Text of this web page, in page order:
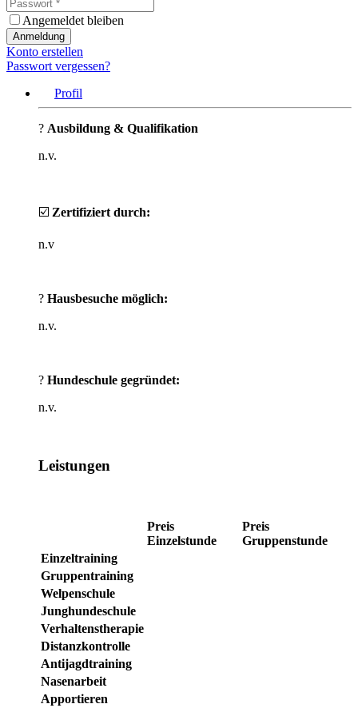
Angemeldet bleiben
Anmeldung
Konto erstellen
Passwort vergessen?
Profil
? Ausbildung & Qualifikation
n.v.
☑️ Zertifiziert durch:
n.v
? Hausbesuche möglich:
n.v.
? Hundeschule gegründet:
n.v.
Leistungen
Preis
Einzelstunde
Preis
Gruppenstunde
Einzeltraining
Gruppentraining
Welpenschule
Junghundeschule
Verhaltenstherapie
Distanzkontrolle
Antijagdtraining
Nasenarbeit
Apportieren